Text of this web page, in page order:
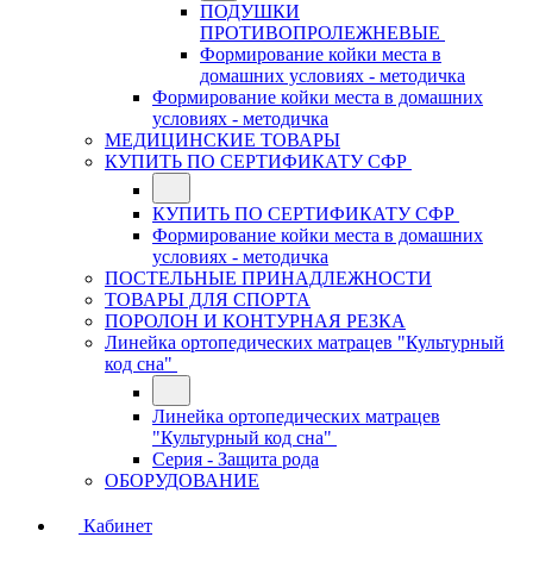
ПОДУШКИ
ПРОТИВОПРОЛЕЖНЕВЫЕ
Формирование койки места в
домашних условиях - методичка
Формирование койки места в домашних
условиях - методичка
МЕДИЦИНСКИЕ ТОВАРЫ
КУПИТЬ ПО СЕРТИФИКАТУ СФР
КУПИТЬ ПО СЕРТИФИКАТУ СФР
Формирование койки места в домашних
условиях - методичка
ПОСТЕЛЬНЫЕ ПРИНАДЛЕЖНОСТИ
ТОВАРЫ ДЛЯ СПОРТА
ПОРОЛОН И КОНТУРНАЯ РЕЗКА
Линейка ортопедических матрацев "Культурный
код сна"
Линейка ортопедических матрацев
"Культурный код сна"
Серия - Защита рода
ОБОРУДОВАНИЕ
Кабинет